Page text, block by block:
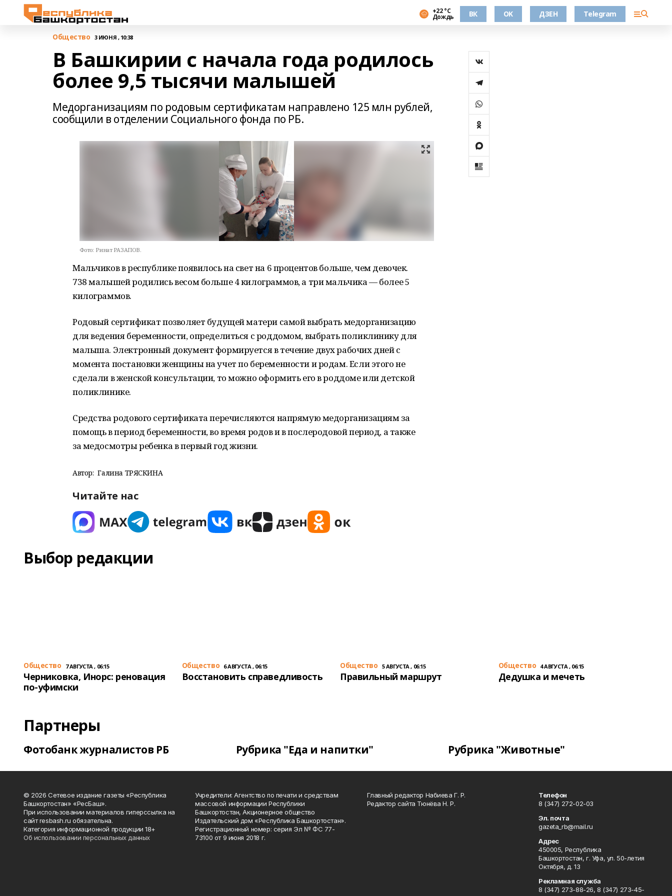
+22 °С
Дождь ВК OK ДЗЕН Telegram
Общество 3 ИЮНЯ , 10:38
В Башкирии с начала года родилось
более 9,5 тысячи малышей
Медорганизациям по родовым сертификатам направлено 125 млн рублей,
сообщили в отделении Социального фонда по РБ.
Фото: Ринат РАЗАПОВ.
Мальчиков в республике появилось на свет на 6 процентов больше, чем девочек.
738 малышей родились весом больше 4 килограммов, а три мальчика — более 5
килограммов.
Родовый сертификат позволяет будущей матери самой выбрать медорганизацию
для ведения беременности, определиться с роддомом, выбрать поликлинику для
малыша. Электронный документ формируется в течение двух рабочих дней с
момента постановки женщины на учет по беременности и родам. Если этого не
сделали в женской консультации, то можно оформить его в роддоме или детской
поликлинике.
Средства родового сертификата перечисляются напрямую медорганизациям за
помощь в период беременности, во время родов и в послеродовой период, а также
за медосмотры ребенка в первый год жизни.
Автор: Галина ТРЯСКИНА
Читайте нас
Выбор редакции
Общество 7 АВГУСТА , 06:15
Черниковка, Инорс: реновация
по-уфимски
Общество 6 АВГУСТА , 06:15
Восстановить справедливость
Общество 5 АВГУСТА , 06:15
Правильный маршрут
Общество 4 АВГУСТА , 06:15
Дедушка и мечеть
Партнеры
Фотобанк журналистов РБ Рубрика "Еда и напитки" Рубрика "Животные"
© 2026 Сетевое издание газеты «Республика
Башкортостан» «РесБаш».
При использовании материалов гиперссылка на
сайт resbash.ru обязательна.
Категория информационной продукции 18+
Об использовании персональных данных
Учредители: Агентство по печати и средствам
массовой информации Республики
Башкортостан, Акционерное общество
Издательский дом «Республика Башкортостан».
Регистрационный номер: серия Эл № ФС 77-
73100 от 9 июня 2018 г.
Главный редактор Набиева Г. Р.
Редактор сайта Тюнёва Н. Р.
Телефон
8 (347) 272-02-03
Эл. почта
gazeta_rb@mail.ru
Адрес
450005, Республика
Башкортостан, г. Уфа, ул. 50-летия
Октября, д. 13
Рекламная служба
8 (347) 273-88-26, 8 (347) 273-45-